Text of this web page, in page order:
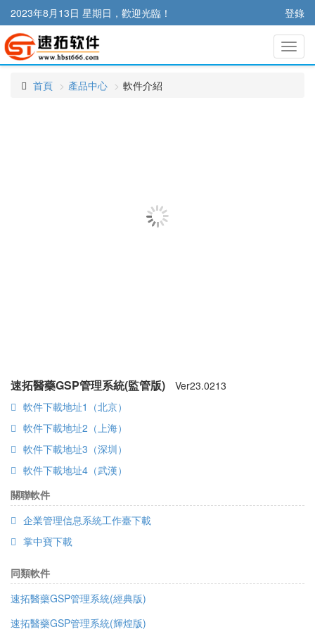
2023年8月13日 星期日，歡迎光臨！ 登錄
切
換
首頁 產品中心 軟件介紹
速拓醫藥GSP管理系統(監管版) Ver23.0213
軟件下載地址1（北京）
軟件下載地址2（上海）
軟件下載地址3（深圳）
軟件下載地址4（武漢）
關聯軟件
企業管理信息系統工作臺下載
掌中寶下載
同類軟件
速拓醫藥GSP管理系統(經典版)
速拓醫藥GSP管理系統(輝煌版)